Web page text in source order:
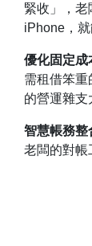
緊收」，
iPhone，就
優化固定成
需租借笨
的營運雜支
智慧帳務整
老闆的對帳